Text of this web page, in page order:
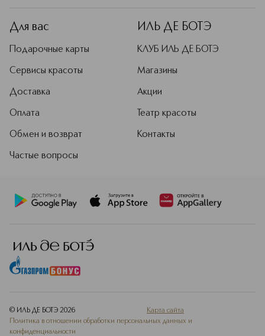
Для вас
Подарочные карты
Сервисы красоты
Доставка
Оплата
Обмен и возврат
Частые вопросы
ИЛЬ ДЕ БОТЭ
КЛУБ ИЛЬ ДЕ БОТЭ
Магазины
Акции
Театр красоты
Контакты
© ИЛЬ ДЕ БОТЭ 2026
Карта сайта
Политика в отношении обработки персональных данных и
конфиденциальности